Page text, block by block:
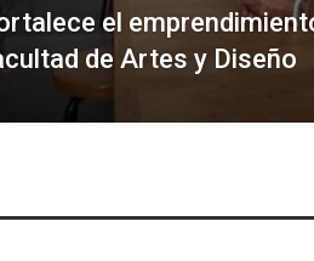
el
de Artes y Diseño